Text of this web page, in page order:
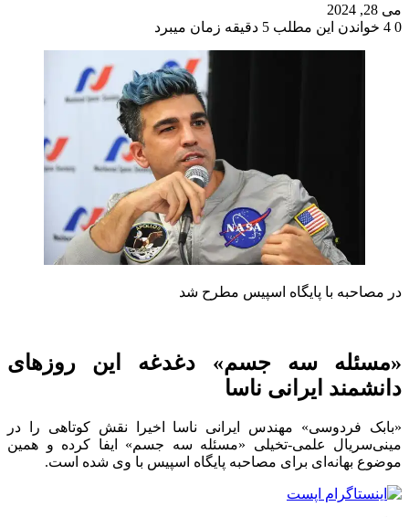
می 28, 2024
0
4 خواندن این مطلب 5 دقیقه زمان میبرد
در مصاحبه با پایگاه اسپیس مطرح شد
«مسئله سه جسم» دغدغه این روزهای
دانشمند ایرانی ناسا
«بابک فردوسی» مهندس ایرانی ناسا اخیرا نقش کوتاهی را در
مینی‌سریال علمی-تخیلی «مسئله سه جسم» ایفا کرده و همین
موضوع بهانه‌ای برای مصاحبه پایگاه اسپیس با وی شده است.